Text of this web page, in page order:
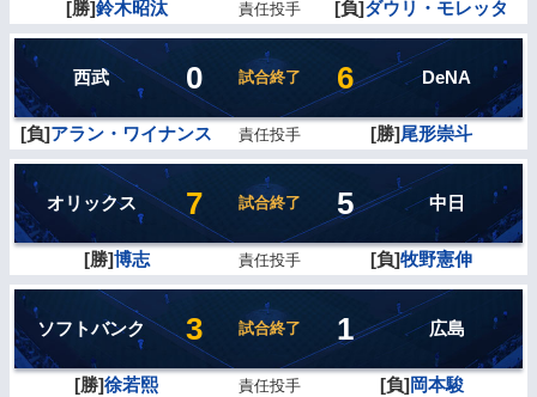
[勝]鈴木昭汰 責任投手 [負]ダウリ・モレッタ
西武 0 試合終了 6 DeNA
[負]アラン・ワイナンス 責任投手 [勝]尾形崇斗
オリックス 7 試合終了 5 中日
[勝]博志 責任投手 [負]牧野憲伸
ソフトバンク 3 試合終了 1 広島
[勝]徐若熙 責任投手 [負]岡本駿